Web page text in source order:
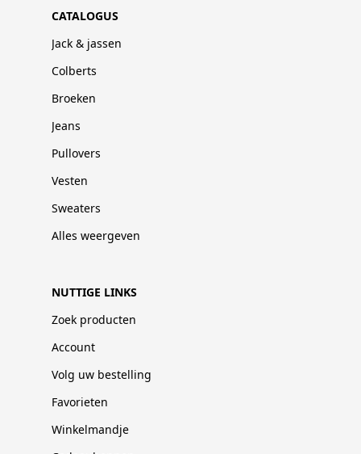
CATALOGUS
Jack & jassen
Colberts
Broeken
Jeans
Pullovers
Vesten
Sweaters
Alles weergeven
NUTTIGE LINKS
Zoek producten
Account
Volg uw bestelling
Favorieten
Winkelmandje